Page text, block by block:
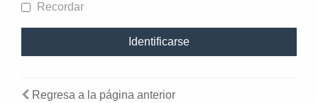
Recordar
Regresa a la página anterior